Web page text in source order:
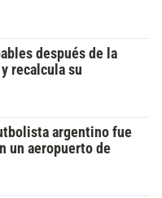
después de la
recalcula su
argentino fue
un aeropuerto de